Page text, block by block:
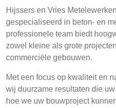
Hijssers en Vries
gespecialiseerd in beton- en
professionele team biedt
zowel kleine als grote
commerciële gebouwen.
Met een focus op kwaliteit en
wij duurzame resultaten die
hoe we uw bouwproject